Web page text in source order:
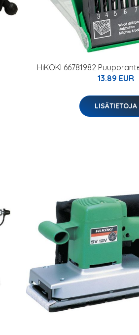
HiKOKI 66781982
13.89 EUR
LISÄTIETOJA